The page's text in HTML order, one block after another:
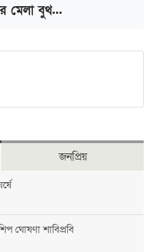
মেলা বুথ...
জনপ্রিয়
ঘোষণা শাবিপ্রবি